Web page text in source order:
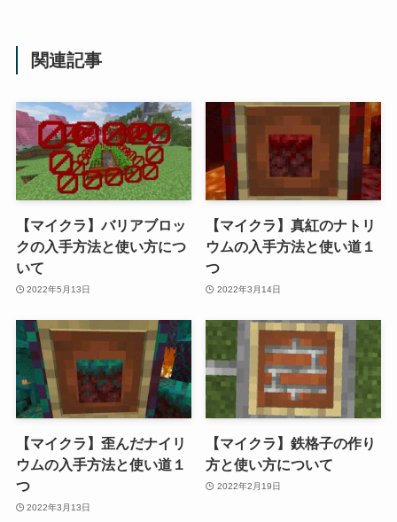
関連記事
【マイクラ】バリアブロッ
クの入手方法と使い方につ
いて
2022年5月13日
【マイクラ】真紅のナトリ
ウムの入手方法と使い道１
つ
2022年3月14日
【マイクラ】歪んだナイリ
ウムの入手方法と使い道１
つ
2022年3月13日
【マイクラ】鉄格子の作り
方と使い方について
2022年2月19日